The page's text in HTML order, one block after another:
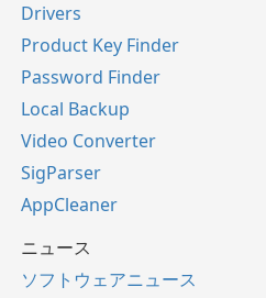
Drivers
Product Key Finder
Password Finder
Local Backup
Video Converter
SigParser
AppCleaner
ニュース
ソフトウェアニュース